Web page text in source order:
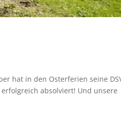
hat in den Osterferien seine
absolviert! Und unsere